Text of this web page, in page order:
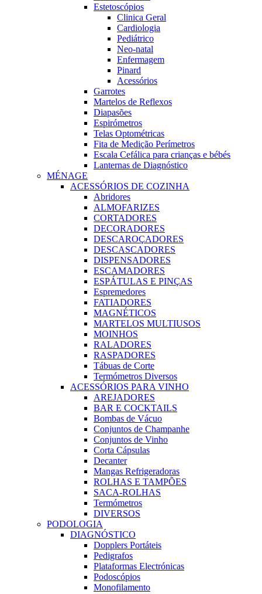
Estetoscópios
Clinica Geral
Cardiologia
Pediátrico
Neo-natal
Enfermagem
Pinard
Acessórios
Garrotes
Martelos de Reflexos
Diapasões
Espirómetros
Telas Optométricas
Fita de Medição Perímetros
Escala Cefálica para crianças e bébés
Lanternas de Diagnóstico
MÉNAGE
ACESSÓRIOS DE COZINHA
Abridores
ALMOFARIZES
CORTADORES
DECORADORES
DESCAROÇADORES
DESCASCADORES
DISPENSADORES
ESCAMADORES
ESPÁTULAS E PINÇAS
Espremedores
FATIADORES
MAGNÉTICOS
MARTELOS MULTIUSOS
MOINHOS
RALADORES
RASPADORES
Tábuas de Corte
Termómetros Diversos
ACESSÓRIOS PARA VINHO
AREJADORES
BAR E COCKTAILS
Bombas de Vácuo
Conjuntos de Champanhe
Conjuntos de Vinho
Corta Cápsulas
Decanter
Mangas Refrigeradoras
ROLHAS E TAMPÕES
SACA-ROLHAS
Termómetros
DIVERSOS
PODOLOGIA
DIAGNÓSTICO
Dopplers Portáteis
Pedigrafos
Plataformas Electrónicas
Podoscópios
Monofilamento